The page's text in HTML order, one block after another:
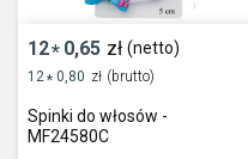
12* 0,65 zł (netto)
12* 0,80 zł (brutto)
Spinki do włosów -
MF24580C